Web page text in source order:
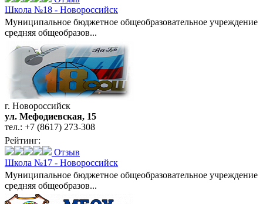
Школа №18 - Новороссийск
Муниципальное бюджетное общеобразовательное учреждение
средняя общеобразов...
г. Новороссийск
ул. Мефодиевская, 15
тел.: +7 (8617) 273-308
Рейтинг:
Отзыв
Школа №17 - Новороссийск
Муниципальное бюджетное общеобразовательное учреждение
средняя общеобразов...